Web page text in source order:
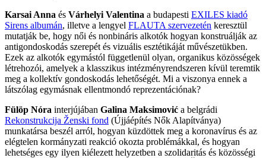
Karsai Anna és Várhelyi Valentina a budapesti EXILES kiadó
Sirens albumán, illetve a lengyel FLAUTA szervezetén keresztül
mutatják be, hogy női és nonbináris alkotók hogyan konstruálják az
antigondoskodás szerepét és vizuális esztétikáját művészetükben.
Ezek az alkotók egymástól függetlenül olyan, organikus közösségek
létrehozói, amelyek a klasszikus intézményrendszeren kívül teremtik
meg a kollektív gondoskodás lehetőségét. Mi a viszonya ennek a
látszólag egymásnak ellentmondó reprezentációnak?
Fülöp Nóra interjújában Galina Maksimović a belgrádi
Rekonstrukcija Ženski fond (Újjáépítés Nők Alapítványa)
munkatársa beszél arról, hogyan küzdöttek meg a koronavírus és az
elégtelen kormányzati reakció okozta problémákkal, és hogyan
lehetséges egy ilyen kiélezett helyzetben a szolidaritás és közösségi